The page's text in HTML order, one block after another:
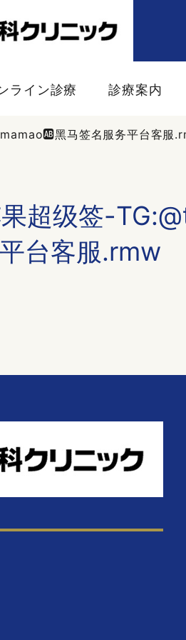
ライン診療 診療案内
黑马签名服务平台客服
超级签-
台客服.rmw